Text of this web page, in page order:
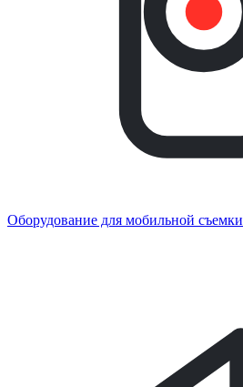
Оборудование для мобильной съемки